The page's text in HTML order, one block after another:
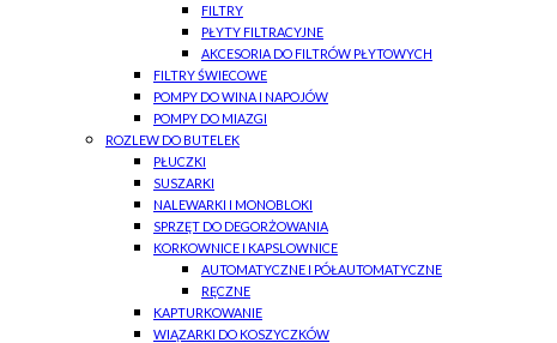
FILTRY
PŁYTY FILTRACYJNE
AKCESORIA DO FILTRÓW PŁYTOWYCH
FILTRY ŚWIECOWE
POMPY DO WINA I NAPOJÓW
POMPY DO MIAZGI
ROZLEW DO BUTELEK
PŁUCZKI
SUSZARKI
NALEWARKI I MONOBLOKI
SPRZĘT DO DEGORŻOWANIA
KORKOWNICE I KAPSLOWNICE
AUTOMATYCZNE I PÓŁAUTOMATYCZNE
RĘCZNE
KAPTURKOWANIE
WIĄZARKI DO KOSZYCZKÓW